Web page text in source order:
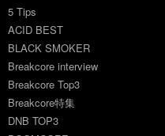
5 Tips
ACID BEST
BLACK SMOKER
Breakcore interview
Breakcore Top3
Breakcore特集
DNB TOP3